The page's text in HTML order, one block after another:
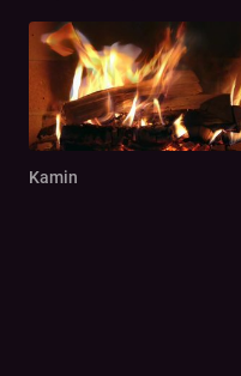
Kamin